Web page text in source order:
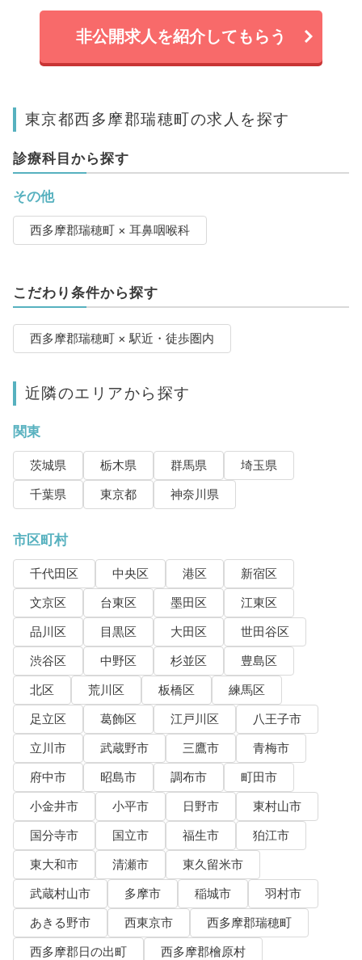
非公開求人を紹介してもらう
東京都西多摩郡瑞穂町の求人を探す
診療科目から探す
その他
西多摩郡瑞穂町 × 耳鼻咽喉科
こだわり条件から探す
西多摩郡瑞穂町 × 駅近・徒歩圏内
近隣のエリアから探す
関東
茨城県 栃木県 群馬県
埼玉県
千葉県
東京都 神奈川県
市区町村
千代田区 中央区 港区
新宿区
文京区
台東区 墨田区
江東区
品川区
目黒区 大田区
世田谷区
渋谷区
中野区 杉並区
豊島区
北区
荒川区 板橋区
練馬区
足立区
葛飾区 江戸川区
八王子市
立川市
武蔵野市 三鷹市
青梅市
府中市
昭島市 調布市
町田市
小金井市
小平市 日野市
東村山市
国分寺市
国立市 福生市
狛江市
東大和市
清瀬市
東久留米市
武蔵村山市
多摩市 稲城市
羽村市
あきる野市
西東京市
西多摩郡瑞穂町
西多摩郡日の出町
西多摩郡檜原村